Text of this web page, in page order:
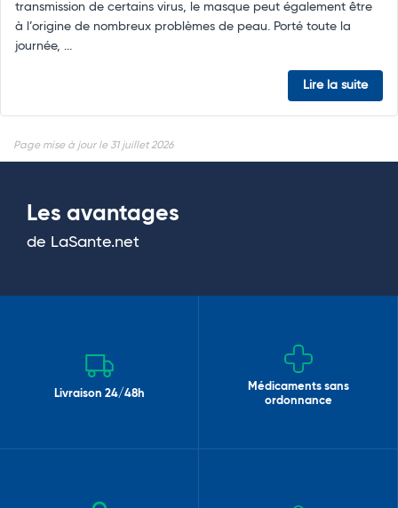
transmission de certains virus, le masque peut également être
à l’origine de nombreux problèmes de peau. Porté toute la
journée, ...
Lire la suite
Page mise à jour le 31 juillet 2026
Les avantages
de LaSante.net
Livraison 24/48h
Médicaments sans
ordonnance